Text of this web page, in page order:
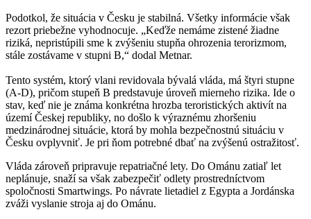
Podotkol, že situácia v Česku je stabilná. Všetky informácie však
rezort priebežne vyhodnocuje. „Keďže nemáme zistené žiadne
riziká, nepristúpili sme k zvýšeniu stupňa ohrozenia terorizmom,
stále zostávame v stupni B,“ dodal Metnar.
Tento systém, ktorý vlani revidovala bývalá vláda, má štyri stupne
(A-D), pričom stupeň B predstavuje úroveň mierneho rizika. Ide o
stav, keď nie je známa konkrétna hrozba teroristických aktivít na
území Českej republiky, no došlo k výraznému zhoršeniu
medzinárodnej situácie, ktorá by mohla bezpečnostnú situáciu v
Česku ovplyvniť. Je pri ňom potrebné dbať na zvýšenú ostražitosť.
Vláda zároveň pripravuje repatriačné lety. Do Ománu zatiaľ let
neplánuje, snaží sa však zabezpečiť odlety prostredníctvom
spoločnosti Smartwings. Po návrate lietadiel z Egypta a Jordánska
zváži vyslanie stroja aj do Ománu.